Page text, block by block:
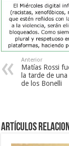
Anterior
Matías Rossi
la tarde de
de los Bonelli
Artículos